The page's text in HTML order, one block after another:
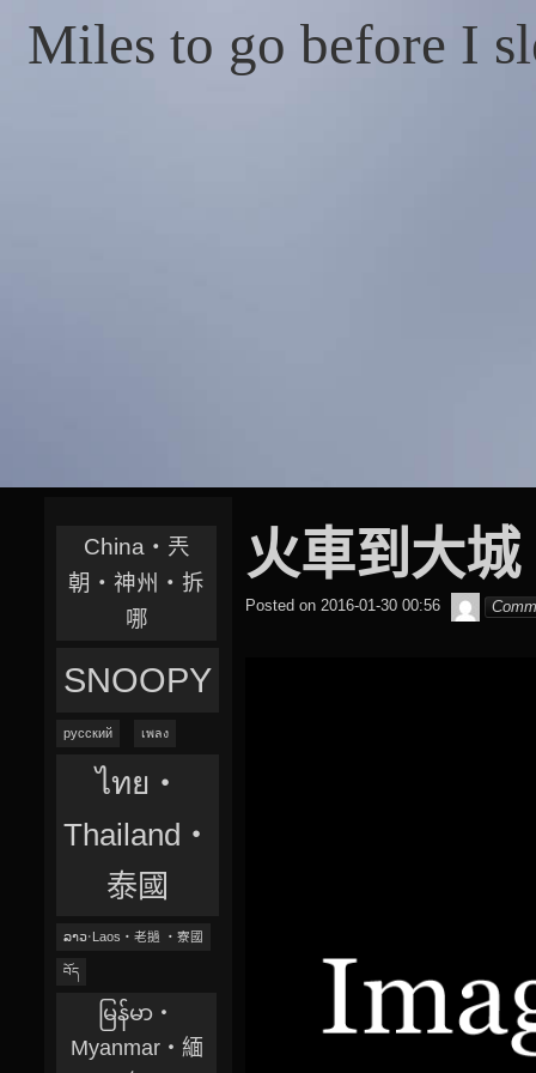
Miles to go before I
火車到大城
Posted on 2016-01-30 00:56
China‧兲
朝‧神州‧拆
哪
SNOOPY
русский เพลง
ไทย‧
Thailand‧
泰國
ລາວ‧Laos‧老撾 ‧寮國
བོད
မြန်မာ‧
Myanmar‧緬